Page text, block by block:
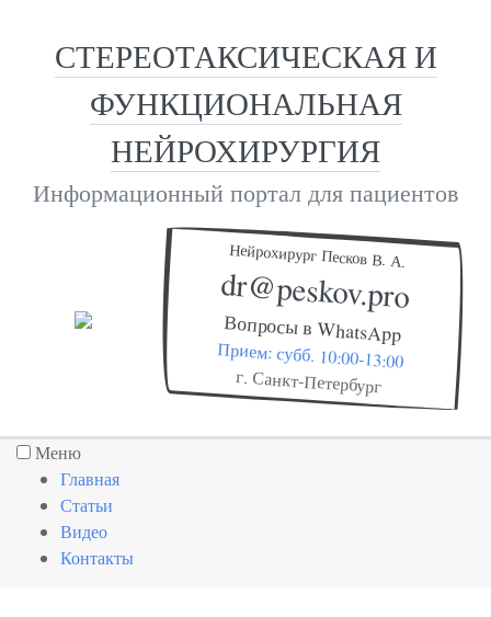
СТЕРЕОТАКСИЧЕСКАЯ И
ФУНКЦИОНАЛЬНАЯ
НЕЙРОХИРУРГИЯ
Информационный портал для пациентов
Нейрохирург Песков В. А.
dr@peskov.pro
Вопросы в WhatsApp
Прием: субб. 10:00-13:00
г. Санкт-Петербург
Меню
Главная
Статьи
Видео
Контакты